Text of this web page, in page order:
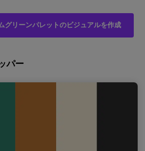
グリーンパレットのビジュアルを作成
パー